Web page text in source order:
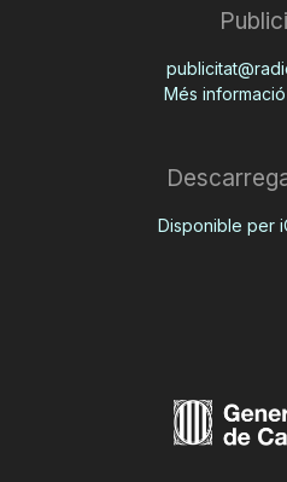
Més
Disponible per